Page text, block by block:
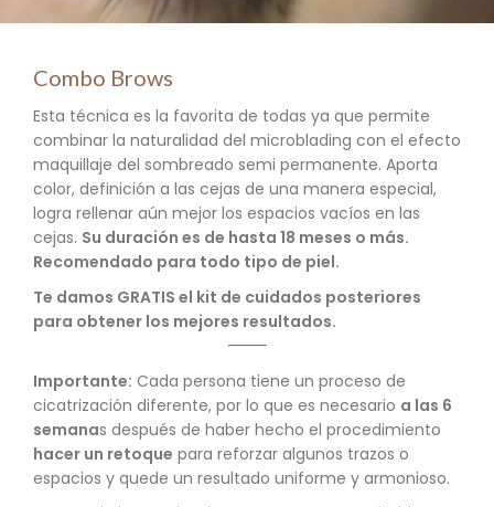
Combo Brows
Esta técnica es la favorita de todas ya que permite
combinar la naturalidad del microblading con el efecto
maquillaje del sombreado semi permanente. Aporta
color, definición a las cejas de una manera especial,
logra rellenar aún mejor los espacios vacíos en las
cejas. Su duración es de hasta 18 meses o más.
Recomendado para todo tipo de piel.
Te damos GRATIS el kit de cuidados posteriores
para obtener los mejores resultados.
Importante: Cada persona tiene un proceso de
cicatrización diferente, por lo que es necesario a las 6
semanas después de haber hecho el procedimiento
hacer un retoque para reforzar algunos trazos o
espacios y quede un resultado uniforme y armonioso.